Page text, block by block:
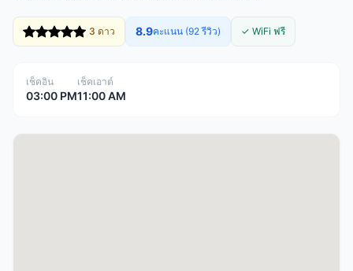
3 ดาว 8.9คะแนน (92 รีวิว) ✓ WiFi ฟรี
เช็คอิน
03:00 PM
เช็คเอาต์
11:00 AM